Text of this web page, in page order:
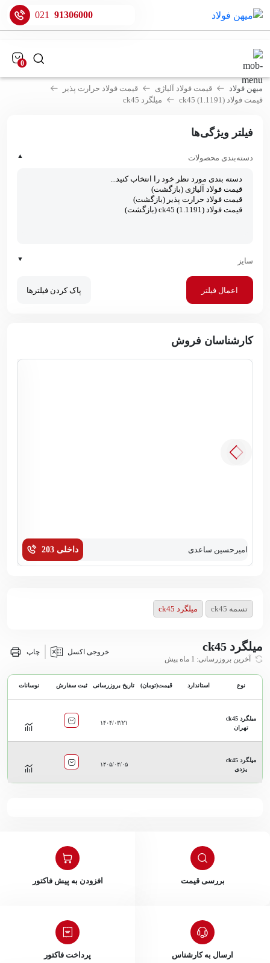
021 91306000
0
میهن فولاد قیمت فولاد آلیاژی
قیمت فولاد حرارت پذیر
قیمت فولاد ck45 (1.1191)
میلگرد ck45
فیلتر ویژگی‌ها
دسته‌بندی محصولات ▲
سایز ▼
اعمال فیلتر پاک کردن فیلترها
کارشناسان فروش
امیرحسین ساعدی داخلی 203
تسمه ck45 میلگرد ck45
میلگرد ck45
آخرین بروزرسانی: 1 ماه پیش
خروجی اکسل چاپ
نوع استاندارد قیمت(تومان) تاریخ بروزرسانی ثبت سفارش نوسانات
میلگرد ck45
تهران
۱۴۰۴/۰۳/۲۱
میلگرد ck45
یزدی
۱۴۰۵/۰۴/۰۵
بررسی قیمت افزودن به پیش فاکتور
ارسال به کارشناس پرداخت فاکتور